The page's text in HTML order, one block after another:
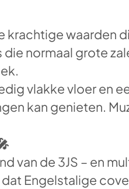
krachtige waarden
normaal grote
vlakke vloer en
kan genieten.
van de 3JS – en
Engelstalige